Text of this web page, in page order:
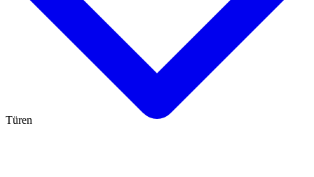
Türen